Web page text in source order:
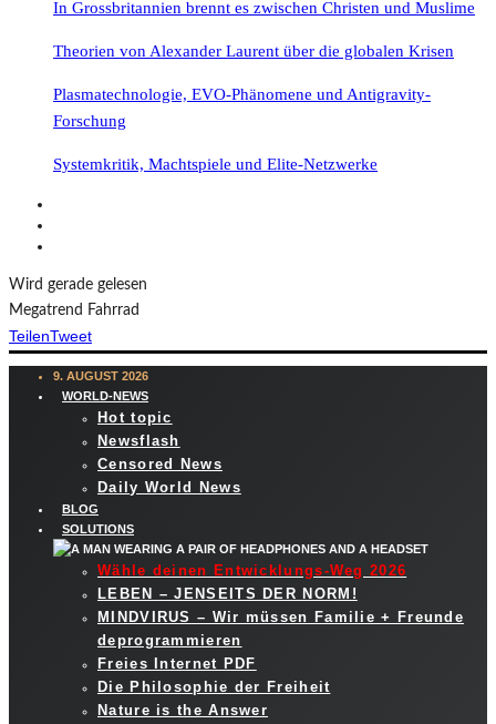
In Grossbritannien brennt es zwischen Christen und Muslime
Theorien von Alexander Laurent über die globalen Krisen
Plasmatechnologie, EVO-Phänomene und Antigravity-
Forschung
Systemkritik, Machtspiele und Elite-Netzwerke
Wird gerade gelesen
Megatrend Fahrrad
TeilenTweet
9. AUGUST 2026
WORLD-NEWS
Hot topic
Newsflash
Censored News
Daily World News
BLOG
SOLUTIONS
Wähle deinen Entwicklungs-Weg 2026
LEBEN – JENSEITS DER NORM!
MINDVIRUS – Wir müssen Familie + Freunde
deprogrammieren
Freies Internet PDF
Die Philosophie der Freiheit
Nature is the Answer